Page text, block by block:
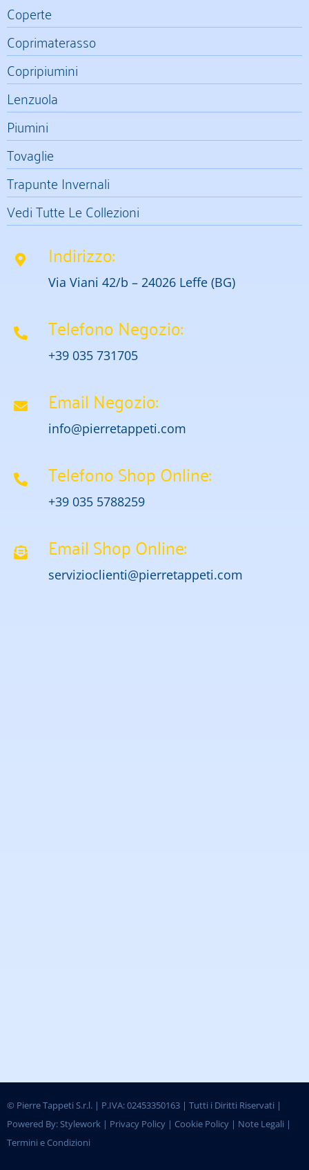
Coperte
Coprimaterasso
Copripiumini
Lenzuola
Piumini
Tovaglie
Trapunte Invernali
Vedi Tutte Le Collezioni
Indirizzo:
Via Viani 42/b – 24026 Leffe (BG)
Telefono Negozio:
+39 035 731705
Email Negozio:
info@pierretappeti.com
Telefono Shop Online:
+39 035 5788259
Email Shop Online:
servizioclienti@pierretappeti.com
© Pierre Tappeti S.r.l. | P.IVA: 02453350163 | Tutti i Diritti Riservati |
Powered By:Stylework| Privacy Policy| Cookie Policy| Note Legali |
Termini e Condizioni